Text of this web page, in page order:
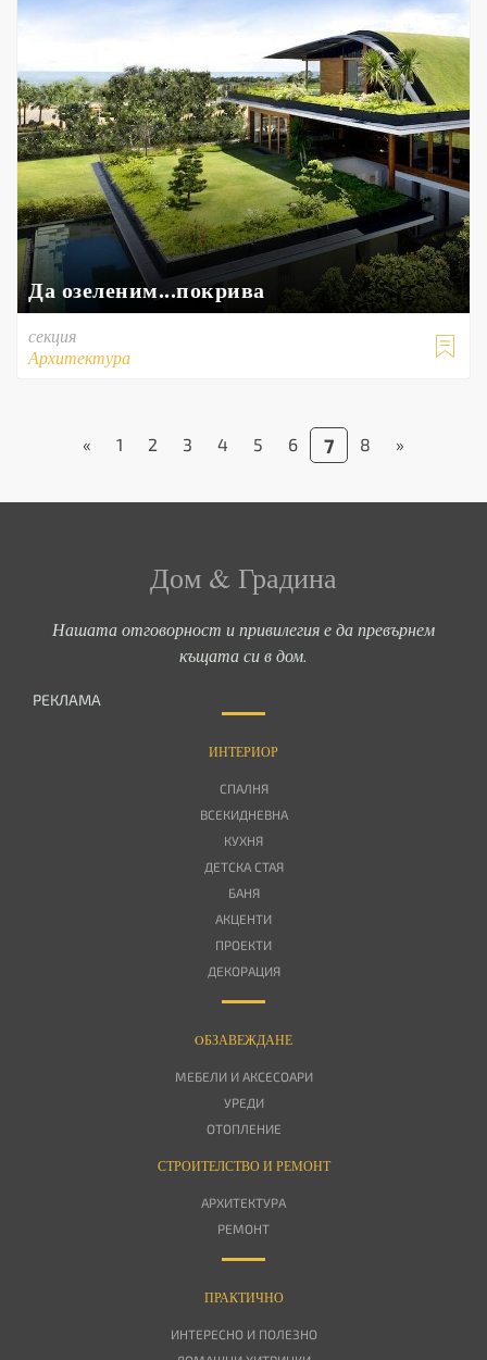
Да озеленим...покрива

секция
Архитектура
« 1 2 3 4 5 6 7 8 »
Дом & Градина
Нашата отговорност и привилегия е да превърнем
къщата си в дом.
РЕКЛАМА
ИНТЕРИОР
СПАЛНЯ
ВСЕКИДНЕВНА
КУХНЯ
ДЕТСКА СТАЯ
БАНЯ
АКЦЕНТИ
ПРОЕКТИ
ДЕКОРАЦИЯ
OБЗАВЕЖДАНЕ
МЕБЕЛИ И АКСЕСОАРИ
УРЕДИ
ОТОПЛЕНИЕ
СТРОИТЕЛСТВО И РЕМОНТ
АРХИТЕКТУРА
РЕМОНТ
ПРАКТИЧНО
ИНТЕРЕСНО И ПОЛЕЗНО